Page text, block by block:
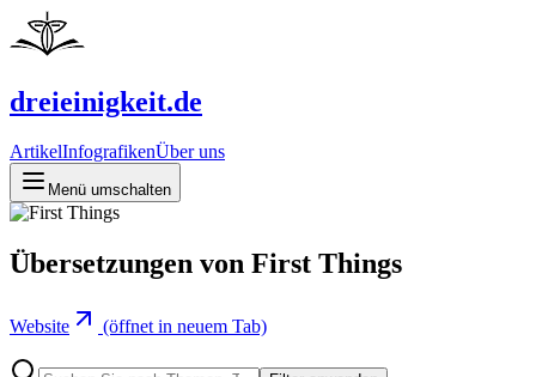
dreieinigkeit.de
ArtikelInfografikenÜber uns
Menü umschalten
Übersetzungen von First Things
Website (öffnet in neuem Tab)